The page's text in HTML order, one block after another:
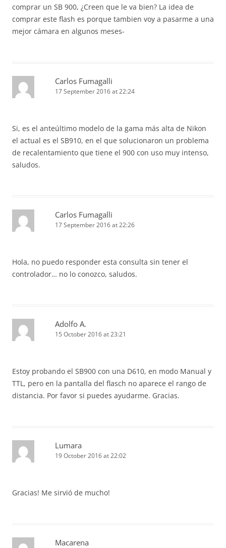
comprar un SB 900, ¿Creen que le va bien? La idea de
comprar este flash es porque tambien voy a pasarme a una
mejor cámara en algunos meses-
Carlos Fumagalli
17 September 2016 at 22:24
Si, es el anteúltimo modelo de la gama más alta de Nikon
el actual es el SB910, en el que solucionaron un problema
de recalentamiento que tiene el 900 con uso muy intenso,
saludos.
Carlos Fumagalli
17 September 2016 at 22:26
Hola, no puedo responder esta consulta sin tener el
controlador… no lo conozco, saludos.
Adolfo A.
15 October 2016 at 23:21
Estoy probando el SB900 con una D610, en modo Manual y
TTL, pero en la pantalla del flasch no aparece el rango de
distancia. Por favor si puedes ayudarme. Gracias.
Lumara
19 October 2016 at 22:02
Gracias! Me sirvió de mucho!
Macarena